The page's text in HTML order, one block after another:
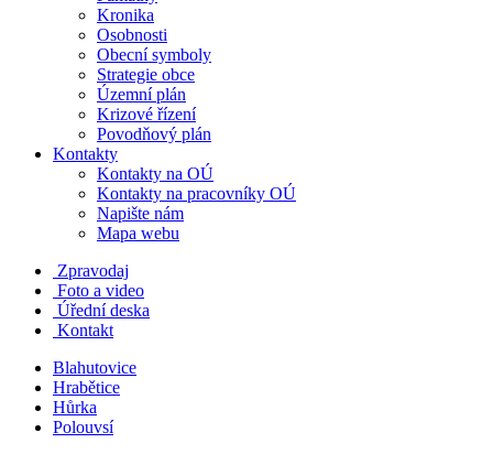
Kronika
Osobnosti
Obecní symboly
Strategie obce
Územní plán
Krizové řízení
Povodňový plán
Kontakty
Kontakty na OÚ
Kontakty na pracovníky OÚ
Napište nám
Mapa webu
Zpravodaj
Foto a video
Úřední deska
Kontakt
Blahutovice
Hrabětice
Hůrka
Polouvsí